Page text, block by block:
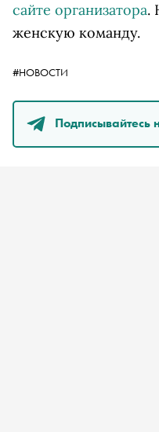
сайте организатора.
женскую команду.
#НОВОСТИ
Подписывайтесь